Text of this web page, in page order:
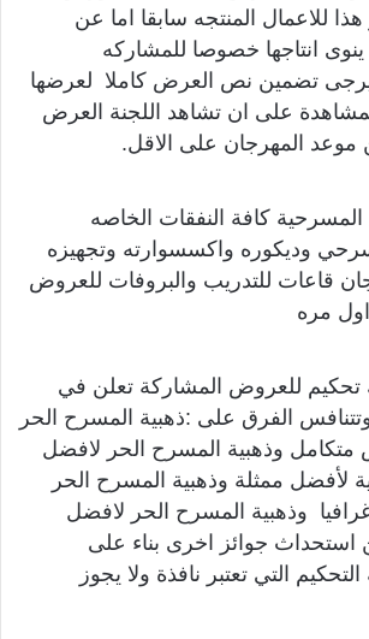
للاعمال المنتجه سابقا اما عن
ينوى انتاجها خصوصا للمشاركه
تضمين نص العرض كاملا لعرضها
على ان تشاهد اللجنة العرض
المهرجان على الاقل.
كافة النفقات الخاصه
وديكوره واكسسوارته وتجهيزه
قاعات للتدريب والبروفات للعروض
مره
للعروض المشاركة تعلن في
الفرق على :ذهبية المسرح الحر
وذهبية المسرح الحر لافضل
لأفضل ممثلة وذهبية المسرح الحر
وذهبية المسرح الحر لافضل
استحداث جوائز اخرى بناء على
التي تعتبر نافذة ولا يجوز